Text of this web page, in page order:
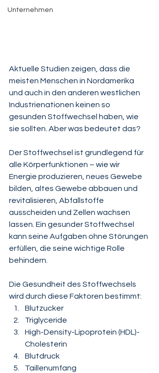
Unternehmen
Aktuelle Studien zeigen, dass die
meisten Menschen in Nordamerika
und auch in den anderen westlichen
Industrienationen keinen so
gesunden Stoffwechsel haben, wie
sie sollten. Aber was bedeutet das?
Der Stoffwechsel ist grundlegend für
alle Körperfunktionen – wie wir
Energie produzieren, neues Gewebe
bilden, altes Gewebe abbauen und
revitalisieren, Abfallstoffe
ausscheiden und Zellen wachsen
lassen. Ein gesunder Stoffwechsel
kann seine Aufgaben ohne Störungen
erfüllen, die seine wichtige Rolle
behindern.
Die Gesundheit des Stoffwechsels
wird durch diese Faktoren bestimmt:
Blutzucker
Triglyceride
High-Density-Lipoprotein (HDL)-
Cholesterin
Blutdruck
Taillenumfang